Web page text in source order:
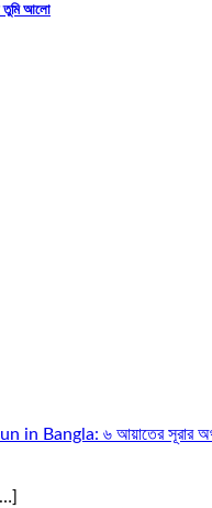
তুমি আলো
in Bangla: ৬ আয়াতের সূরার